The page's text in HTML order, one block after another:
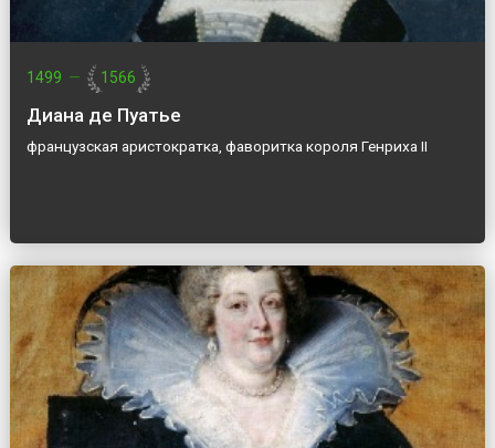
1499 — 1566
Диана де Пуатье
французская аристократка, фаворитка короля Генриха II